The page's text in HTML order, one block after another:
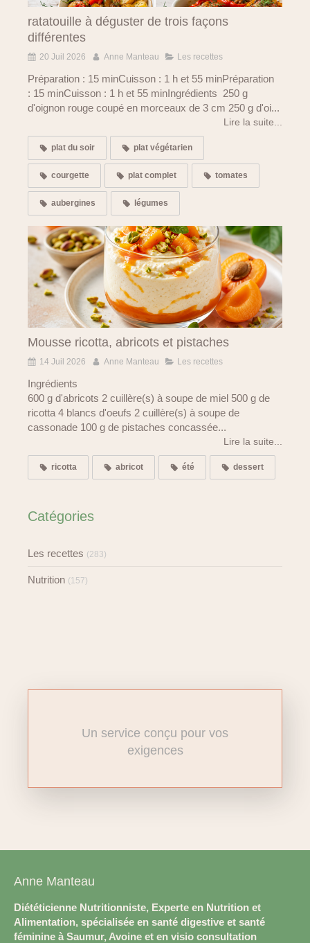
ratatouille à déguster de trois façons
différentes
20 Juil 2026 Anne Manteau Les recettes
Préparation : 15 minCuisson : 1 h et 55 minPréparation
: 15 minCuisson : 1 h et 55 minIngrédients 250 g
d'oignon rouge coupé en morceaux de 3 cm 250 g d'oi...
Lire la suite...
plat du soir plat végétarien
courgette plat complet tomates
aubergines légumes
Mousse ricotta, abricots et pistaches
14 Juil 2026 Anne Manteau Les recettes
Ingrédients
600 g d'abricots 2 cuillère(s) à soupe de miel 500 g de
ricotta 4 blancs d'oeufs 2 cuillère(s) à soupe de
cassonade 100 g de pistaches concassée...
Lire la suite...
ricotta abricot été dessert
Catégories
Les recettes (283)
Nutrition (157)
Un service conçu pour vos
exigences
Anne Manteau
Diététicienne Nutritionniste, Experte en Nutrition et
Alimentation, spécialisée en santé digestive et santé
féminine à Saumur, Avoine et en visio consultation